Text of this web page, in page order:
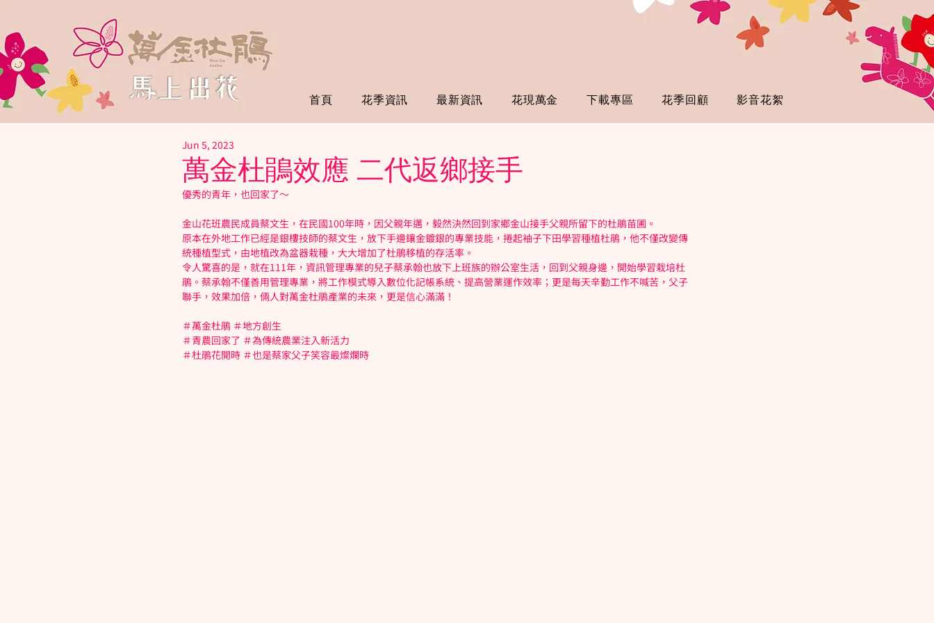
首頁 花季資訊 最新資訊 花現萬金 下載專區 花季回顧 影音花絮
萬金杜鵑效應 二代返鄉接手
Jun 5, 2023
優秀的青年，也回家了～
金山花班農民成員蔡文生，在民國100年時，因父親年邁，毅然決然回到家鄉金山接手父親所留下的杜鵑苗圃。
原本在外地工作已經是銀樓技師的蔡文生，放下手邊鑲金鍍銀的專業技能，捲起袖子下田學習種植杜鵑，他不僅改變傳
統種植型式，由地植改為盆器栽種，大大增加了杜鵑移植的存活率。
令人驚喜的是，就在111年，資訊管理專業的兒子蔡承翰也放下上班族的辦公室生活，回到父親身邊，開始學習栽培杜
鵑。蔡承翰不僅善用管理專業，將工作模式導入數位化記帳系統、提高營業運作效率；更是每天辛勤工作不喊苦，父子
聯手，效果加倍，倆人對萬金杜鵑產業的未來，更是信心滿滿！
＃萬金杜鵑 ＃地方創生
＃青農回家了 ＃為傳統農業注入新活力
＃杜鵑花開時 ＃也是蔡家父子笑容最燦爛時